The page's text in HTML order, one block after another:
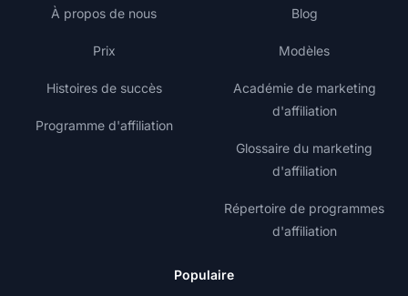
À propos de nous
Prix
Histoires de succès
Programme d'affiliation
Blog
Modèles
Académie de marketing
d'affiliation
Glossaire du marketing
d'affiliation
Répertoire de programmes
d'affiliation
Populaire